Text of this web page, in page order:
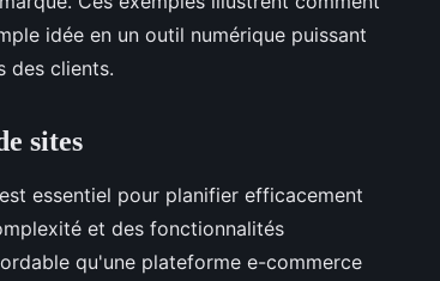
idée en un outil numérique puissant
des clients.
sites
est essentiel pour planifier efficacement
et des fonctionnalités
qu'une plateforme e-commerce